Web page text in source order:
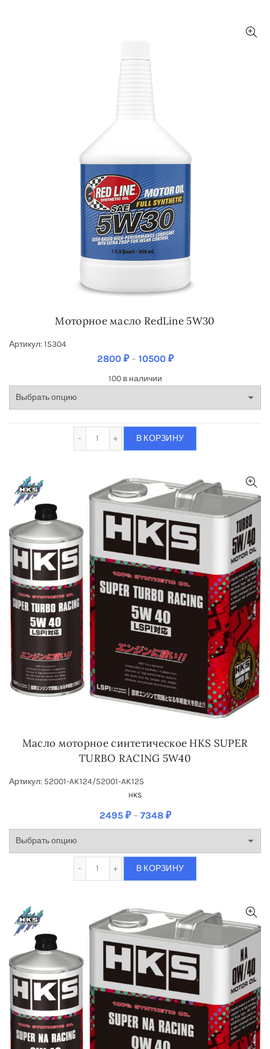
Моторное масло RedLine 5W30
Артикул: 15304
2800 ₽– 10500 ₽
100 в наличии
В КОРЗИНУ
Масло моторное синтетическое HKS SUPER
TURBO RACING 5W40
Артикул: 52001-AK124/52001-AK125
HKS
2495 ₽– 7348 ₽
В КОРЗИНУ